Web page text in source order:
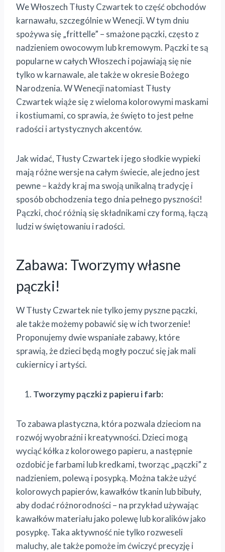
We Włoszech Tłusty Czwartek to część obchodów
karnawału, szczególnie w Wenecji. W tym dniu
spożywa się „frittelle” – smażone pączki, często z
nadzieniem owocowym lub kremowym. Pączki te są
popularne w całych Włoszech i pojawiają się nie
tylko w karnawale, ale także w okresie Bożego
Narodzenia. W Wenecji natomiast Tłusty
Czwartek wiąże się z wieloma kolorowymi maskami
i kostiumami, co sprawia, że święto to jest pełne
radości i artystycznych akcentów.
Jak widać, Tłusty Czwartek i jego słodkie wypieki
mają różne wersje na całym świecie, ale jedno jest
pewne – każdy kraj ma swoją unikalną tradycję i
sposób obchodzenia tego dnia pełnego pyszności!
Pączki, choć różnią się składnikami czy formą, łączą
ludzi w świętowaniu i radości.
Zabawa: Tworzymy własne
pączki!
W Tłusty Czwartek nie tylko jemy pyszne pączki,
ale także możemy pobawić się w ich tworzenie!
Proponujemy dwie wspaniałe zabawy, które
sprawią, że dzieci będą mogły poczuć się jak mali
cukiernicy i artyści.
Tworzymy pączki z papieru i farb:
To zabawa plastyczna, która pozwala dzieciom na
rozwój wyobraźni i kreatywności. Dzieci mogą
wyciąć kółka z kolorowego papieru, a następnie
ozdobić je farbami lub kredkami, tworząc „pączki” z
nadzieniem, polewą i posypką. Można także użyć
kolorowych papierów, kawałków tkanin lub bibuły,
aby dodać różnorodności – na przykład używając
kawałków materiału jako polewę lub koralików jako
posypkę. Taka aktywność nie tylko rozweseli
maluchy, ale także pomoże im ćwiczyć precyzję i